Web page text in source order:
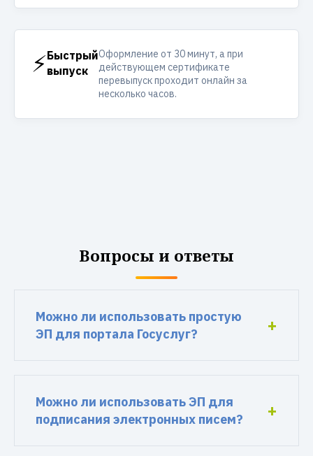
⚡Быстрый
выпуск
Оформление от 30 минут, а при
действующем сертификате
перевыпуск проходит онлайн за
несколько часов.
Вопросы и ответы
Можно ли использовать простую
ЭП для портала Госуслуг?
Можно ли использовать ЭП для
подписания электронных писем?